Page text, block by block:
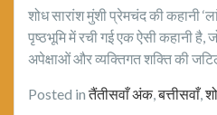
शोध सारांश मुंशी प्रेमचंद की कहानी
पृष्ठभूमि में रची गई एक ऐसी कहानी
अपेक्षाओं और व्यक्तिगत शक्ति की
Posted inतैंतीसवाँ अंक,बत्तीसवाँ,